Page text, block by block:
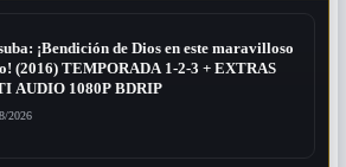
¡Bendición de Dios en este maravilloso
(2016) TEMPORADA 1-2-3 + EXTRAS
AUDIO 1080P BDRIP
2026